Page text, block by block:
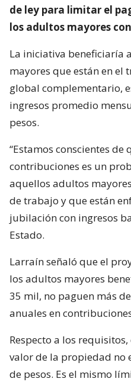
de ley para limitar el
los adultos mayores
La iniciativa beneficiaría
mayores que están en el
global complementario,
ingresos promedio
pesos.
“Estamos conscientes de
contribuciones es un
aquellos adultos
de trabajo y que están
jubilación con ingresos
Estado.
Larraín señaló que el
los adultos mayores
35 mil, no paguen más
anuales en
Respecto a los
valor de la propiedad no
de pesos. Es el mismo